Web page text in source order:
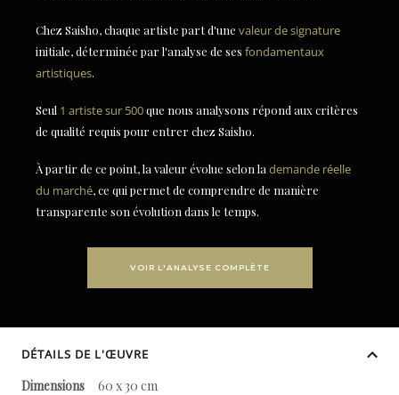
Chez Saisho, chaque artiste part d'une valeur de signature
initiale, déterminée par l'analyse de ses fondamentaux
artistiques.
Seul 1 artiste sur 500que nous analysons répond aux critères
de qualité requis pour entrer chez Saisho.
À partir de ce point, la valeur évolue selon la demande réelle
du marché, ce qui permet de comprendre de manière
transparente son évolution dans le temps.
VOIR L'ANALYSE COMPLÈTE
DÉTAILS DE L'ŒUVRE
Dimensions
60 x 30 cm